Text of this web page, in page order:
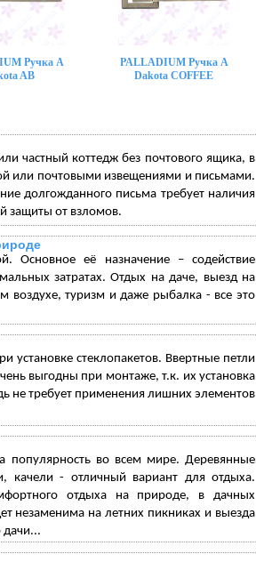
Ручка A
AB
PALLADIUM Ручка A
Dakota COFFEE
частный коттедж без почтового ящика, в
или почтовыми извещениями и письмами.
долгожданного письма требует наличия
защиты от взломов.
Основное её назначение – содействие
затратах. Отдых на даче, выезд на
воздухе, туризм и даже рыбалка - все это
стеклопакетов. Ввертные петли
выгодны при монтаже, т.к. их установка
не требует применения лишних элементов
популярность во всем мире. Деревянные
качели - отличный вариант для отдыха.
отдыха на природе, в дачных
незаменима на летних пикниках и выезда
дачи...